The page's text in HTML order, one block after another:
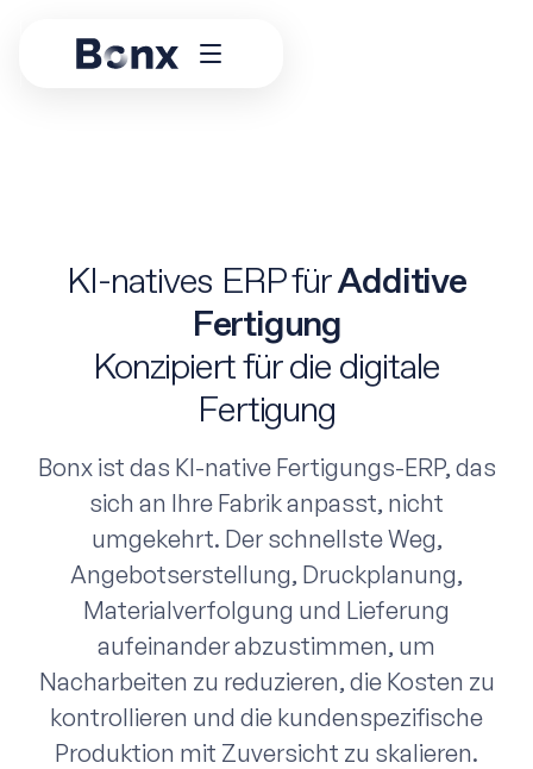
KI-natives ERP fürAdditive
Fertigung
Konzipiert für die digitale
Fertigung
Bonx ist das KI-native Fertigungs-ERP, das
sich an Ihre Fabrik anpasst, nicht
umgekehrt. Der schnellste Weg,
Angebotserstellung, Druckplanung,
Materialverfolgung und Lieferung
aufeinander abzustimmen, um
Nacharbeiten zu reduzieren, die Kosten zu
kontrollieren und die kundenspezifische
Produktion mit Zuversicht zu skalieren.